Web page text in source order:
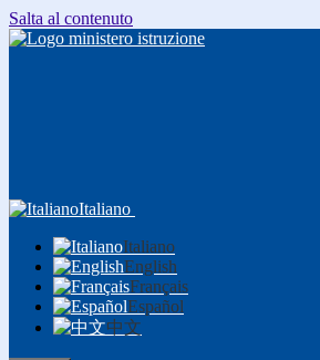
Salta al contenuto
Italiano
Italiano
English
Français
Español
中文